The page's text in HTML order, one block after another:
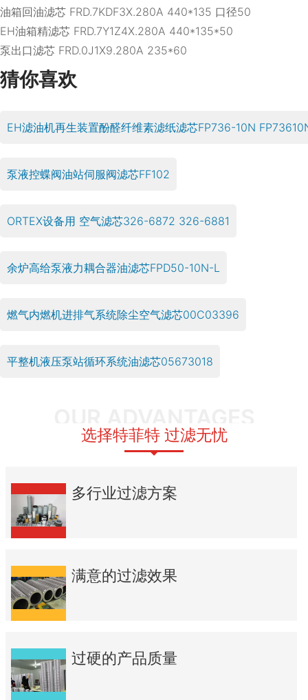
油箱回油滤芯 FRD.7KDF3X.280A 440*135 口径50
EH油箱精滤芯 FRD.7Y1Z4X.280A 440*135*50
泵出口滤芯 FRD.0J1X9.280A 235*60
猜你喜欢
EH滤油机再生装置酚醛纤维素滤纸滤芯FP736-10N
泵液控蝶阀油站伺服阀滤芯FF102
ORTEX设备用 空气滤芯326-6872 326-6881
余炉高给泵液力耦合器油滤芯FPD50-10N-L
燃气内燃机进排气系统除尘空气滤芯00C03396
平整机液压泵站循环系统油滤芯05673018
选择特菲特 过滤无忧
多行业过滤方案
满意的过滤效果
过硬的产品质量